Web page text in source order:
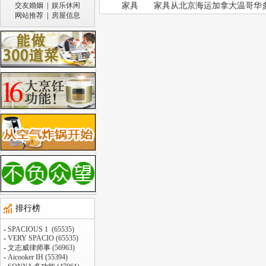
交友婚姻
娱乐休闲
网站推荐
房屋信息
排行榜
- SPACIOUS 1 (65535)
- VERY SPACIO (65535)
- 文志威律师事 (56963)
- Aicooker IH (55394)
家具
家具从北京海运加拿大温哥华